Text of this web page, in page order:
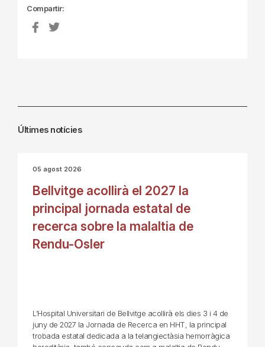
Compartir:
Últimes notícies
05 agost 2026
Bellvitge acollirà el 2027 la
principal jornada estatal de
recerca sobre la malaltia de
Rendu-Osler
L’Hospital Universitari de Bellvitge acollirà els dies 3 i 4 de
juny de 2027 la Jornada de Recerca en HHT, la principal
trobada estatal dedicada a la telangiectàsia hemorràgica